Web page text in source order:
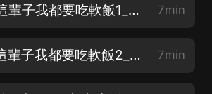
假婿_第6集 這輩子我都要吃軟飯1_現實的殘酷廝殺，愛恨情仇，豪門商戰，訂閱不迷路 7min
假婿_第7集 這輩子我都要吃軟飯2_現實的殘酷廝殺，愛恨情仇，豪門商戰，訂閱不迷路 7min